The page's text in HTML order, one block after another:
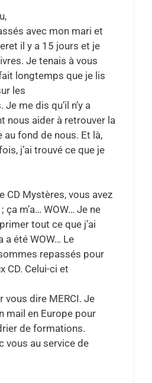
avec mon mari et
il y a 15 jours et je
Je tenais à vous
longtemps que je lis
les
me dis qu’il n’y a
nous aider à retrouver la
au fond de nous. Et là,
j’ai trouvé ce que je
CD Mystères, vous avez
ça m’a… WOW… Je ne
tout ce que j’ai
a été WOW… Le
repassés pour
CD. Celui-ci et
vous dire MERCI. Je
mail en Europe pour
de formations.
vous au service de